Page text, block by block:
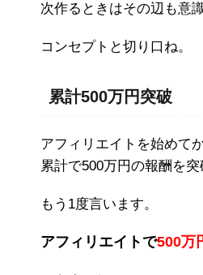
次作るときはその辺も意
コンセプトと切り口ね。
累計500万円突破
アフィリエイトを始めてか
累計で500万円の報酬を突
もう1度言います。
アフィリエイトで500万